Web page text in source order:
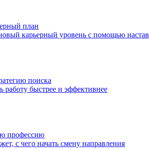
план
карьерный уровень с помощью
поиска
работу быстрее и эффективнее
профессию
с чего начать смену направления